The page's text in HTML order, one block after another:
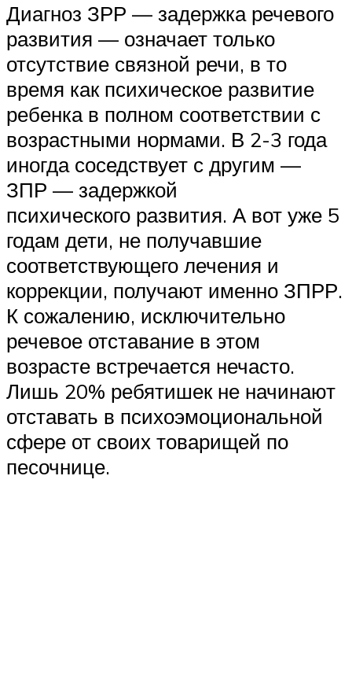
Диагноз ЗРР — задержка речевого
развития — означает только
отсутствие связной речи, в то
время как психическое развитие
ребенка в полном соответствии с
возрастными нормами. В 2-3 года
иногда соседствует с другим —
ЗПР — задержкой
психического развития. А вот уже 5
годам дети, не получавшие
соответствующего лечения и
коррекции, получают именно ЗПРР.
К сожалению, исключительно
речевое отставание в этом
возрасте встречается нечасто.
Лишь 20% ребятишек не начинают
отставать в психоэмоциональной
сфере от своих товарищей по
песочнице.